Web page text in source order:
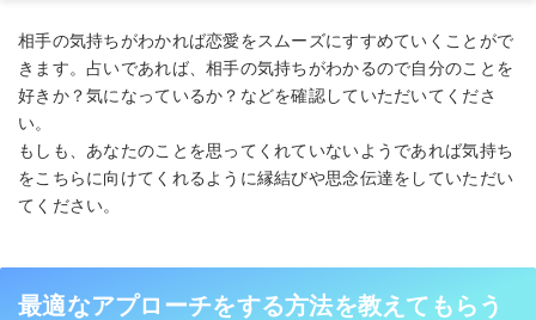
相手の気持ちがわかれば恋愛をスムーズにすすめていくことがで
きます。占いであれば、相手の気持ちがわかるので自分のことを
好きか？気になっているか？などを確認していただいてくださ
い。
もしも、あなたのことを思ってくれていないようであれば気持ち
をこちらに向けてくれるように縁結びや思念伝達をしていただい
てください。
最適なアプローチをする方法を教えてもらう